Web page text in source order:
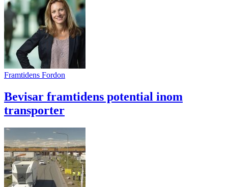
Framtidens Fordon
Bevisar framtidens potential inom
transporter